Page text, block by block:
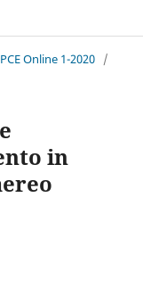
Online 1-2020 /
in